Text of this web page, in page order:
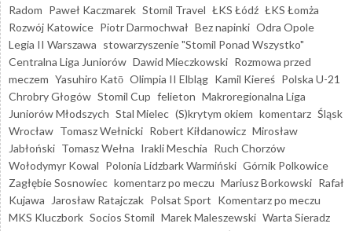
Radom Paweł Kaczmarek Stomil Travel ŁKS Łódź ŁKS Łomża
Rozwój Katowice Piotr Darmochwał Bez napinki Odra Opole
Legia II Warszawa stowarzyszenie "Stomil Ponad Wszystko"
Centralna Liga Juniorów Dawid Mieczkowski Rozmowa przed
meczem Yasuhiro Katō Olimpia II Elbląg Kamil Kiereś Polska U-21
Chrobry Głogów Stomil Cup felieton Makroregionalna Liga
Juniorów Młodszych Stal Mielec (S)krytym okiem komentarz Śląsk
Wrocław Tomasz Wełnicki Robert Kiłdanowicz Mirosław
Jabłoński Tomasz Wełna Irakli Meschia Ruch Chorzów
Wołodymyr Kowal Polonia Lidzbark Warmiński Górnik Polkowice
Zagłębie Sosnowiec komentarz po meczu Mariusz Borkowski Rafał
Kujawa
Jarosław Ratajczak Polsat Sport Komentarz po meczu
MKS Kluczbork Socios Stomil Marek Maleszewski Warta Sieradz